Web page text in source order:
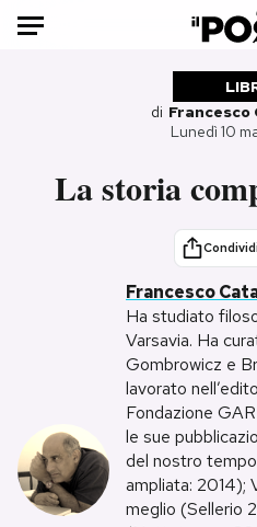
Italia
Economia
Sport
di Francesco
Lunedì 10
La storia
Condividi
Francesco
Ha studiato
Varsavia. Ha
Gombrowicz e
lavorato
Fondazione
le sue
del nostro
ampliata: 2014);
meglio (Sellerio